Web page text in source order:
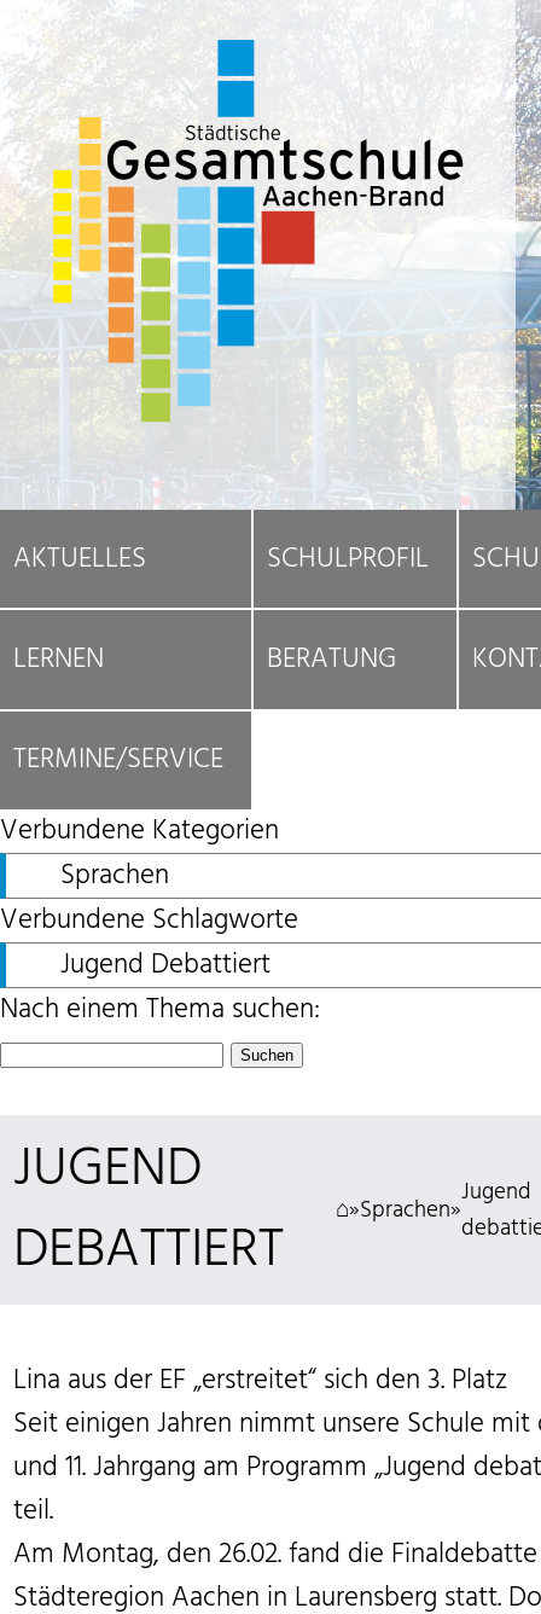
AKTUELLES SCHULPROFIL
LERNEN BERATUNG
TERMINE/SERVICE
JUGEND
DEBATTIERT
⌂»Sprachen»Jugend
Lina aus der EF „erstreitet“ sich den 3. Platz
Seit einigen Jahren nimmt unsere Schule mit
und 11. Jahrgang am Programm „Jugend
teil.
Am Montag, den 26.02. fand die
Städteregion Aachen in Laurensberg statt.
Verbundene Kategorien
Sprachen
Verbundene Schlagworte
Jugend Debattiert
Nach einem Thema suchen:
Suchen